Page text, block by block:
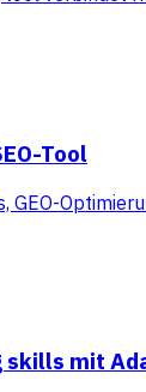
Tool
GEO-
skills mit